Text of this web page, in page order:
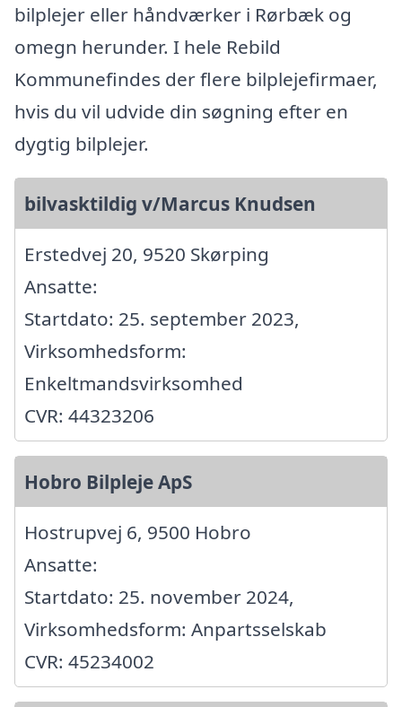
bilplejer eller håndværker i Rørbæk og
omegn herunder. I hele Rebild
Kommunefindes der flere bilplejefirmaer,
hvis du vil udvide din søgning efter en
dygtig bilplejer.
bilvasktildig v/Marcus Knudsen
Erstedvej 20, 9520 Skørping
Ansatte:
Startdato: 25. september 2023,
Virksomhedsform:
Enkeltmandsvirksomhed
CVR: 44323206
Hobro Bilpleje ApS
Hostrupvej 6, 9500 Hobro
Ansatte:
Startdato: 25. november 2024,
Virksomhedsform: Anpartsselskab
CVR: 45234002